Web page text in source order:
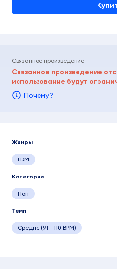
Связанное произведение
Связанное произведение
использование будут
Почему?
Жанры
EDM
Категории
Поп
Темп
Средне (91 - 110 BPM)